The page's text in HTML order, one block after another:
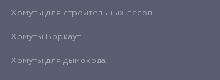
Хомуты для строительных лесов
Хомуты Воркаут
Хомуты для дымохода